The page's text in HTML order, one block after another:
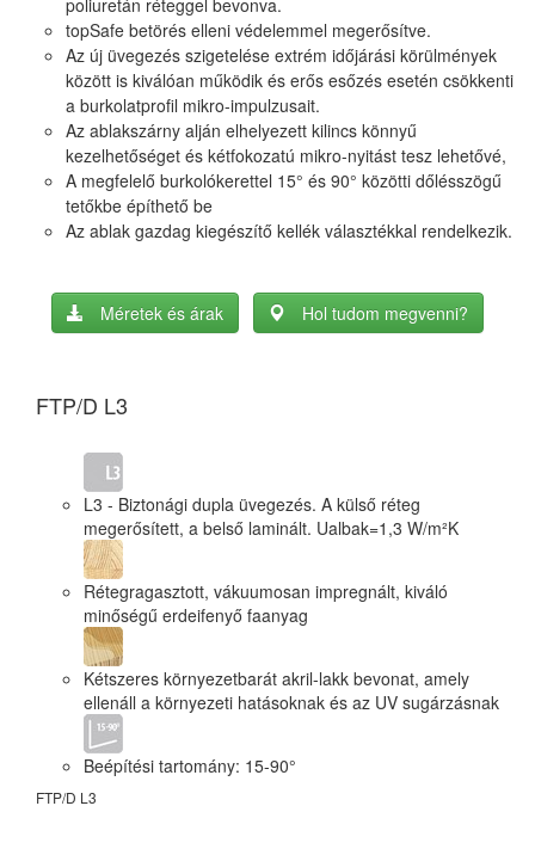
poliuretán réteggel bevonva.
topSafe betörés elleni védelemmel megerősítve.
Az új üvegezés szigetelése extrém időjárási körülmények
között is kiválóan működik és erős esőzés esetén csökkenti
a burkolatprofil mikro-impulzusait.
Az ablakszárny alján elhelyezett kilincs könnyű
kezelhetőséget és kétfokozatú mikro-nyitást tesz lehetővé,
A megfelelő burkolókerettel 15° és 90° közötti dőlésszögű
tetőkbe építhető be
Az ablak gazdag kiegészítő kellék választékkal rendelkezik.
Méretek és árak Hol tudom megvenni?
FTP/D L3
L3 - Biztonági dupla üvegezés. A külső réteg
megerősített, a belső laminált. Ualbak=1,3 W/m²K
Rétegragasztott, vákuumosan impregnált, kiváló
minőségű erdeifenyő faanyag
Kétszeres környezetbarát akril-lakk bevonat, amely
ellenáll a környezeti hatásoknak és az UV sugárzásnak
Beépítési tartomány: 15-90°
FTP/D L3